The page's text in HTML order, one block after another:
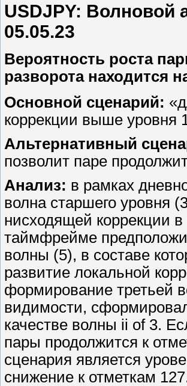
USDJPY: Волновой
05.05.23
Вероятность роста
разворота находится
Основной сценарий:
коррекции выше уровня
Альтернативный
позволит паре
Анализ: в рамках
волна старшего уровня
нисходящей коррекции
таймфрейме
волны (5), в составе
развитие локальной
формирование третьей
видимости,
качестве волны ii of 3.
пары продолжится к
сценария является
снижение к отметкам